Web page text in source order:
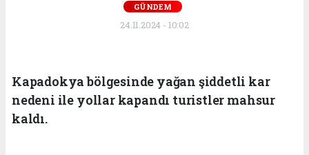
GÜNDEM
24.11.2024 - 10:02
Kapadokya bölgesinde yağan şiddetli kar
nedeni ile yollar kapandı turistler mahsur
kaldı.